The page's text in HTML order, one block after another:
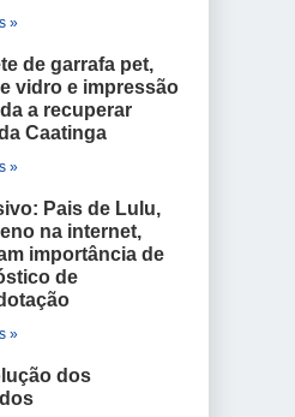
»
de garrafa pet,
vidro e impressão
a recuperar
Caatinga
»
Pais de Lulu,
na internet,
importância de
de
»
dos